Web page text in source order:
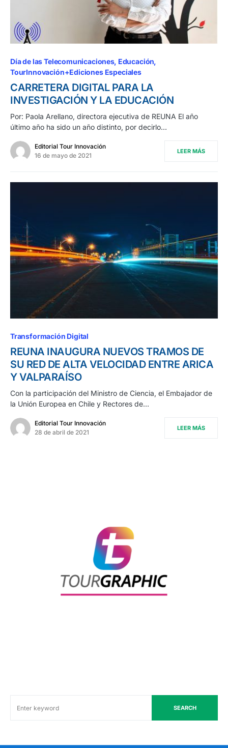
Día de las Telecomunicaciones Educación
TourInnovación+Ediciones Especiales
CARRETERA DIGITAL PARA LA
INVESTIGACIÓN Y LA EDUCACIÓN
Por: Paola Arellano, directora ejecutiva de REUNA El año
último año ha sido un año distinto, por decirlo…
Editorial Tour Innovación
16 de mayo de 2021
LEER MÁS
Transformación Digital
REUNA INAUGURA NUEVOS TRAMOS DE
SU RED DE ALTA VELOCIDAD ENTRE ARICA
Y VALPARAÍSO
Con la participación del Ministro de Ciencia, el Embajador de
la Unión Europea en Chile y Rectores de…
Editorial Tour Innovación
28 de abril de 2021
LEER MÁS
SEARCH